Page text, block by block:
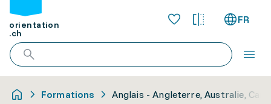
orientation
.ch
FR
Formations Anglais - Angleterre, Australie,